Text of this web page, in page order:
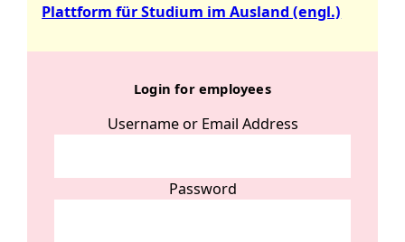
Plattform für Studium im Ausland (engl.)
Login for employees
Username or Email Address
Password